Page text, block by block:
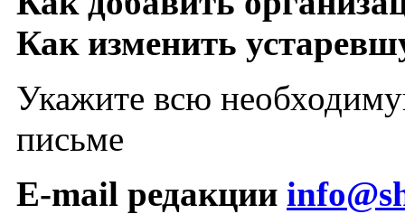
Как изменить
Укажите всю
письме
E-mail редакции